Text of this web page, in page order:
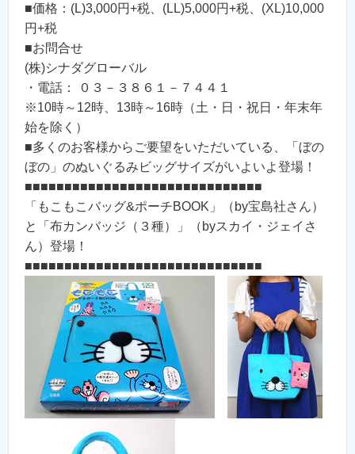
■価格：(L)3,000円+税、(LL)5,000円+税、(XL)10,000
円+税
■お問合せ
(株)シナダグローバル
・電話： ０３－３８６１－７４４１
※10時～12時、13時～16時（土・日・祝日・年末年
始を除く）
■多くのお客様からご要望をいただいている、「ぼの
ぼの」のぬいぐるみビッグサイズがいよいよ登場！
■■■■■■■■■■■■■■■■■■■■■■■■■■■■■■
「もこもこバッグ&ポーチBOOK」（by宝島社さん）
と「布カンバッジ（３種）」（byスカイ・ジェイさ
ん）登場！
■■■■■■■■■■■■■■■■■■■■■■■■■■■■■■